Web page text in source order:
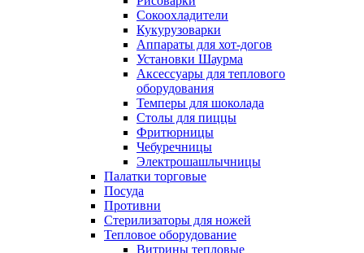
Сокоохладители
Кукурузоварки
Аппараты для хот-догов
Установки Шаурма
Аксессуары для теплового
оборудования
Темперы для шоколада
Столы для пиццы
Фритюрницы
Чебуречницы
Электрошашлычницы
Палатки торговые
Посуда
Противни
Стерилизаторы для ножей
Тепловое оборудование
Витрины тепловые